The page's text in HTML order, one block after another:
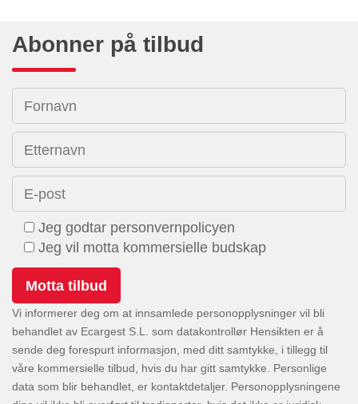
Abonner på tilbud
Fornavn
Etternavn
E-post
Jeg godtar personvernpolicyen
Jeg vil motta kommersielle budskap
Vi informerer deg om at innsamlede personopplysninger vil bli
behandlet av Ecargest S.L. som datakontrollør Hensikten er å
sende deg forespurt informasjon, med ditt samtykke, i tillegg til
våre kommersielle tilbud, hvis du har gitt samtykke. Personlige
data som blir behandlet, er kontaktdetaljer. Personopplysningene